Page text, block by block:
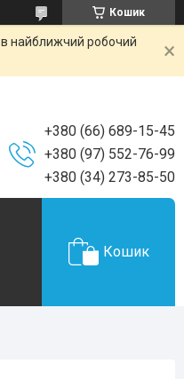
Кошик
в найближчий робочий
+380 (66) 689-15-45
+380 (97) 552-76-99
+380 (34) 273-85-50
Кошик